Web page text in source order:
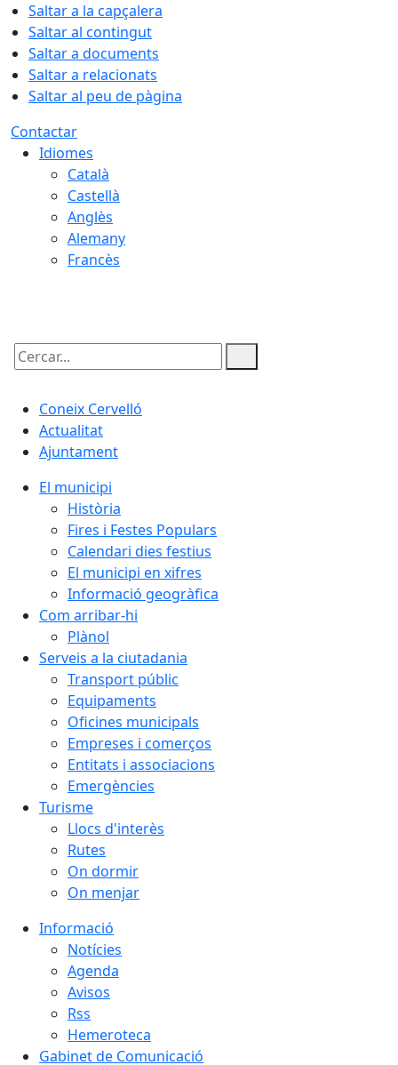
Saltar a la capçalera
Saltar al contingut
Saltar a documents
Saltar a relacionats
Saltar al peu de pàgina
Contactar
Idiomes
Català
Castellà
Anglès
Alemany
Francès
Cercar:
Coneix Cervelló
Actualitat
Ajuntament
El municipi
Història
Fires i Festes Populars
Calendari dies festius
El municipi en xifres
Informació geogràfica
Com arribar-hi
Plànol
Serveis a la ciutadania
Transport públic
Equipaments
Oficines municipals
Empreses i comerços
Entitats i associacions
Emergències
Turisme
Llocs d'interès
Rutes
On dormir
On menjar
Informació
Notícies
Agenda
Avisos
Rss
Hemeroteca
Gabinet de Comunicació